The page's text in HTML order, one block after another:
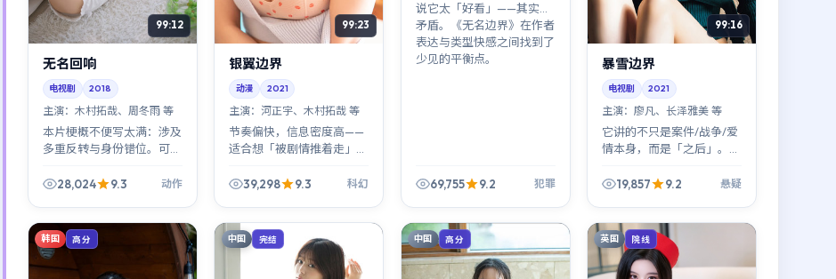
99:12
无名回响
电视剧 2018
主演： 木村拓哉、周冬雨 等
本片梗概不便写太满：涉及
多重反转与身份错位。可以
动作类型里玩了一手漂亮的
28,024 9.3 动作
99:23
银翼边界
动漫 2021
主演：河正宇、木村拓哉 等
节奏偏快，信息密度高——
适合想「被剧情推着走」的
有废戏；郭帆像剪辑师一样
39,298 9.3 科幻
说它太「好看」——其实不
矛盾。《无名边界》在作者
表达与类型快感之间找到了
少见的平衡点。
69,755 9.2 犯罪
99:16
暴雪边界
电视剧 2021
主演：廖凡、长泽雅美 等
它讲的不只是案件/战争/爱
情本身，而是「之后」。
aftermath（余波）拍得很
19,857 9.2 悬疑
韩国 高分 中国 完结 中国 高分 英国 院线